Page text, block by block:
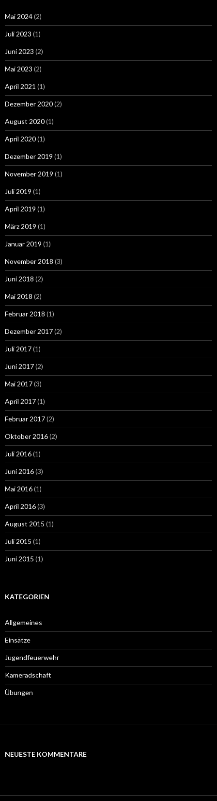
Mai 2024(2)
Juli 2023 (1)
Juni 2023 (2)
Mai 2023 (2)
April 2021 (1)
Dezember 2020(2)
August 2020(1)
April 2020(1)
Dezember 2019 (1)
November 2019 (1)
Juli 2019 (1)
April 2019 (1)
März 2019 (1)
Januar 2019 (1)
November 2018 (3)
Juni 2018 (2)
Mai 2018 (2)
Februar 2018 (1)
Dezember 2017(2)
Juli 2017(1)
Juni 2017(2)
Mai 2017(3)
April 2017(1)
Februar 2017(2)
Oktober 2016(2)
Juli 2016(1)
Juni 2016(3)
Mai 2016(1)
April 2016(3)
August 2015 (1)
Juli 2015 (1)
Juni 2015 (1)
KATEGORIEN
Allgemeines
Einsätze
Jugendfeuerwehr
Kameradschaft
Übungen
NEUESTE KOMMENTARE